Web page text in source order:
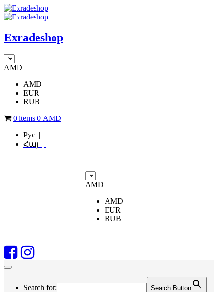
Exradeshop
AMD
AMD
EUR
RUB
0 items 0 AMD
Рус |
Հայ |
AMD
AMD
EUR
RUB
Search for: Search Button